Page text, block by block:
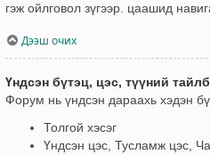
гэж ойлговол зүгээр. цаашид
Дээш очих
Үндсэн бүтэц, цэс, түүний
Форум нь үндсэн дараахь хэдэн
Толгой хэсэг
Үндсэн цэс, Тусламж цэс,